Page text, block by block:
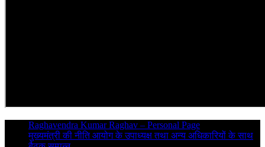
Raghavendra Kumar Raghav – Personal Page
मुख्यमंत्री की नीति आयोग के उपाध्यक्ष तथा अन्य अधिकारियों के साथ